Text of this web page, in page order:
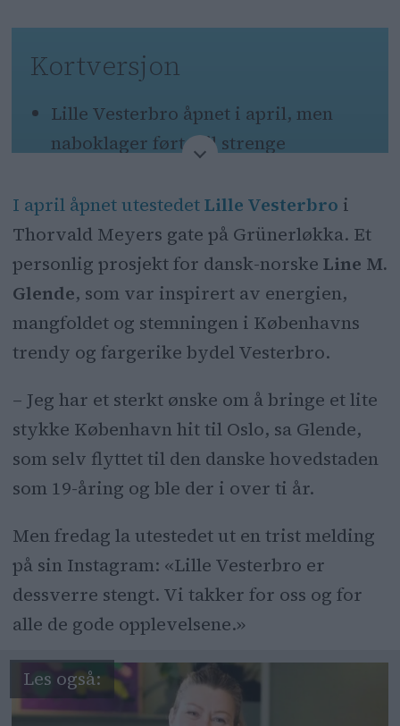
Kortversjon
Lille Vesterbro åpnet i april, men
naboklager førte til strenge
Uten musikk forsvant kundene raskt.
Nå er baren stengt, og tolv ansatte
rammet.
I april åpnet utestedetLille Vesterbro i
Thorvald Meyers gate på Grünerløkka. Et
personlig prosjekt for dansk-norske Line M.
Glende, som var inspirert av energien,
mangfoldet og stemningen i Københavns
trendy og fargerike bydel Vesterbro.
– Jeg har et sterkt ønske om å bringe et lite
stykke København hit til Oslo, sa Glende,
som selv flyttet til den danske hovedstaden
som 19-åring og ble der i over ti år.
Men fredag la utestedet ut en trist melding
på sin Instagram: «Lille Vesterbro er
dessverre stengt. Vi takker for oss og for
alle de gode opplevelsene.»